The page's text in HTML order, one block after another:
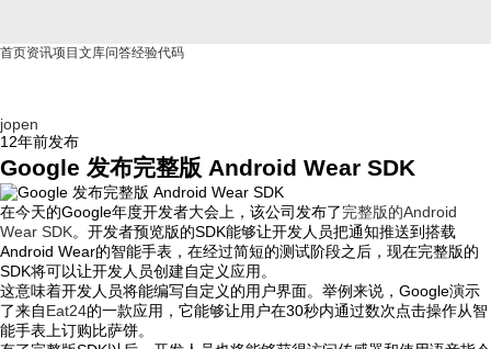
首页资讯项目 文库问答经验代码
jopen
12年前发布
Google 发布完整版 Android Wear SDK
在今天的Google年度开发者大会上，该公司发布了完整版的Android
Wear SDK。开发者预览版的SDK能够让开发人员把通知推送到搭载
Android Wear的智能手表，在经过简短的测试阶段之后，现在完整版的
SDK将可以让开发人员创建自定义应用。
这意味着开发人员将能编写自定义的用户界面。举例来说，Google演示
了来自Eat24的一款应用，它能够让用户在30秒内通过数次点击操作从智
能手表上订购比萨饼。